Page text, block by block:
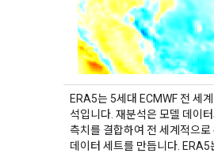
ERA5는 5세대 ECMWF 전 세
석입니다. 재분석은 모델 데이
측치를 결합하여 전 세계적으로
데이터 세트를 만듭니다. ERA5